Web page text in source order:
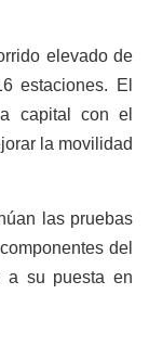
elevado de
estaciones. El
capital con el
la movilidad
las pruebas
del
a su puesta en